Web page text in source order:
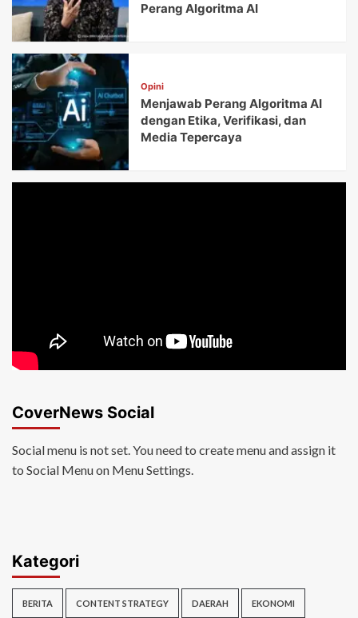
Perang Algoritma AI
Opini
Menjawab Perang Algoritma AI
dengan Etika, Verifikasi, dan
Media Tepercaya
CoverNews Social
Social menu is not set. You need to create menu and assign it
to Social Menu on Menu Settings.
Kategori
BERITA CONTENT STRATEGY DAERAH EKONOMI